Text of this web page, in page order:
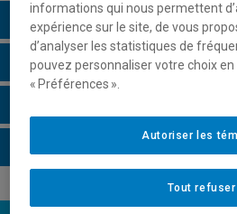
Description du cours
Horaire - Été 2026
informations qui nous permettent
expérience sur le site, de vous
d’analyser les statistiques de
pouvez personnaliser votre choix
« Préférences ».
Tout refuser
Autoriser les